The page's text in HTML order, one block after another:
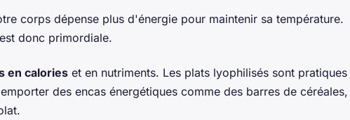
corps dépense plus d'énergie pour maintenir sa température.
donc primordiale.
en calories et en nutriments. Les plats lyophilisés sont pratiques
des encas énergétiques comme des barres de céréales,